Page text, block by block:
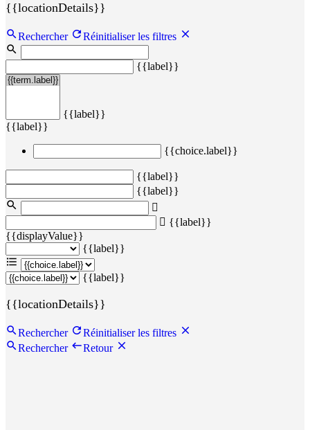
{{locationDetails}}
Rechercher Réinitialiser les filtres
{{label}}
{{label}}
{{label}}
{{choice.label}}
{{label}}
{{label}}
{{label}}
{{displayValue}}
{{label}}
{{label}}
{{locationDetails}}
Rechercher
Réinitialiser les filtres
Rechercher
Retour